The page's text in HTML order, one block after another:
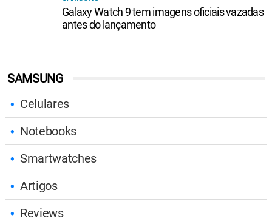
SAMSUNG
Celulares
Notebooks
Smartwatches
Artigos
Reviews
Galaxy Watch 9 tem imagens oficiais vazadas
antes do lançamento